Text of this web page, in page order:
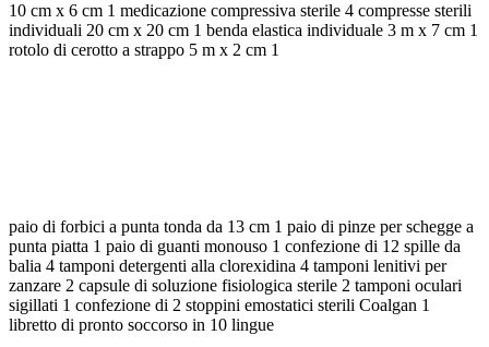
10 cm x 6 cm 1 medicazione compressiva sterile 4 compresse sterili
individuali 20 cm x 20 cm 1 benda elastica individuale 3 m x 7 cm 1
rotolo di cerotto a strappo 5 m x 2 cm 1
paio di forbici a punta tonda da 13 cm 1 paio di pinze per schegge a
punta piatta 1 paio di guanti monouso 1 confezione di 12 spille da
balia 4 tamponi detergenti alla clorexidina 4 tamponi lenitivi per
zanzare 2 capsule di soluzione fisiologica sterile 2 tamponi oculari
sigillati 1 confezione di 2 stoppini emostatici sterili Coalgan 1
libretto di pronto soccorso in 10 lingue